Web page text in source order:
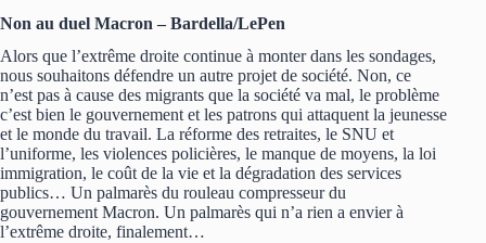
Non au duel Macron – Bardella/LePen
Alors que l’extrême droite continue à monter dans les sondages,
nous souhaitons défendre un autre projet de société. Non, ce
n’est pas à cause des migrants que la société va mal, le problème
c’est bien le gouvernement et les patrons qui attaquent la jeunesse
et le monde du travail. La réforme des retraites, le SNU et
l’uniforme, les violences policières, le manque de moyens, la loi
immigration, le coût de la vie et la dégradation des services
publics… Un palmarès du rouleau compresseur du
gouvernement Macron. Un palmarès qui n’a rien a envier à
l’extrême droite, finalement…